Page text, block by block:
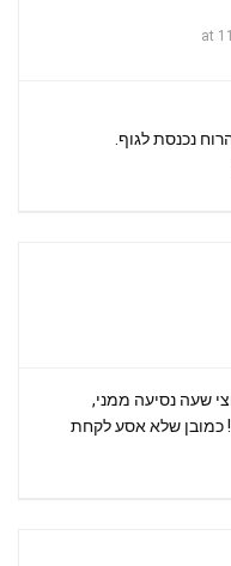
נכנסת לגוף.
שעה נסיעה ממני,
כמובן שלא אסע לקחת